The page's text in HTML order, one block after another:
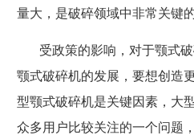
量大，是破碎领域中非常关键
受政策的影响，对于颚式
颚式破碎机的发展，要想创造
型颚式破碎机是关键因素，大
众多用户比较关注的一个问题